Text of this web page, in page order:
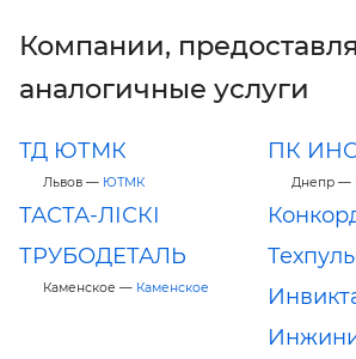
Компании,
аналогичные услуги
ТД ЮТМК
Львов — ЮТМК
ПК
Днепр —
ТАСТА-ЛІСКІ
ТРУБОДЕТАЛЬ
Каменское — Каменское